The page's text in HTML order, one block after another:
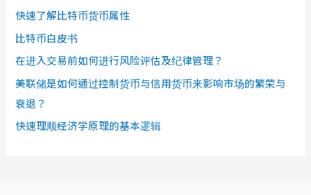
快速了解比特币货币属性
比特币白皮书
在进入交易前如何进行风险评估及纪律管理？
美联储是如何通过控制货币与信用货币来影响市场的繁荣与
衰退？
快速理顺经济学原理的基本逻辑